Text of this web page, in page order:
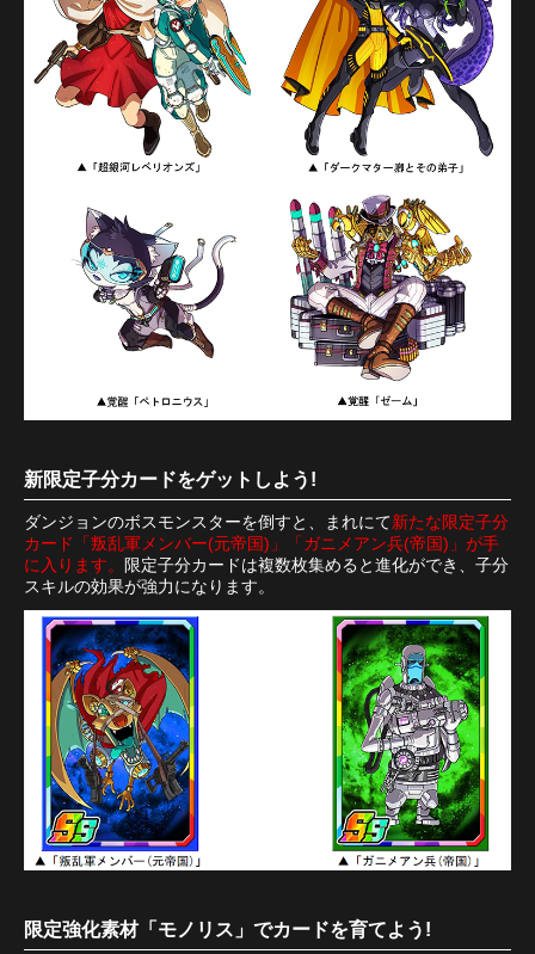
新限定子分カードをゲットしよう!
ダンジョンのボスモンスターを倒すと、まれにて新たな限定子分
カード「叛乱軍メンバー(元帝国)」「ガニメアン兵(帝国)」が手
に入ります。
限定子分カードは複数枚集めると進化ができ、子分
スキルの効果が強力になります。
限定強化素材「モノリス」でカードを育てよう!